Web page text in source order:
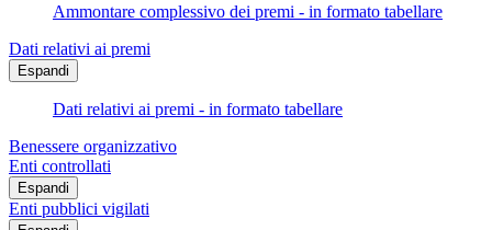
Ammontare complessivo dei premi - in formato tabellare
Dati relativi ai premi
Espandi
Dati relativi ai premi - in formato tabellare
Benessere organizzativo
Enti controllati
Espandi
Enti pubblici vigilati